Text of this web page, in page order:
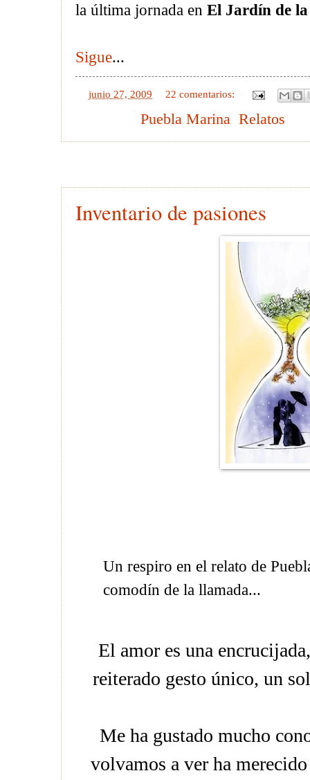
la última jornada en El Jardín de
Sigue...
junio 27, 2009 22 comentarios:
Puebla Marina Relatos
Inventario de pasiones
Un respiro en el relato de
comodín de la llamada...
El amor es una
reiterado gesto único, un
Me ha gustado mucho
volvamos a ver ha